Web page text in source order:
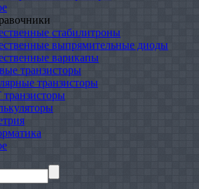
стабилитроны
выпрямительные диоды
варикапы
транзисторы
транзисторы